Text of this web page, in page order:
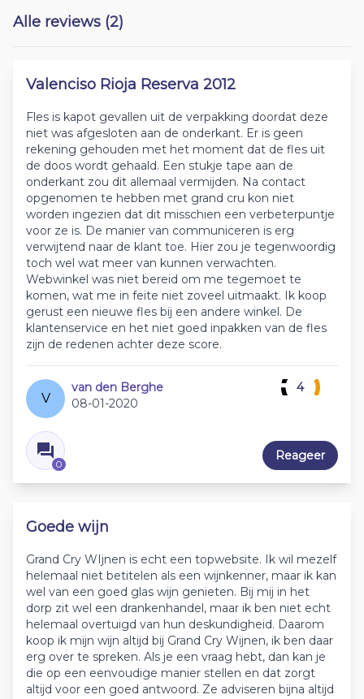
Alle reviews (2)
Valenciso Rioja Reserva 2012
Fles is kapot gevallen uit de verpakking doordat deze
niet was afgesloten aan de onderkant. Er is geen
rekening gehouden met het moment dat de fles uit
de doos wordt gehaald. Een stukje tape aan de
onderkant zou dit allemaal vermijden. Na contact
opgenomen te hebben met grand cru kon niet
worden ingezien dat dit misschien een verbeterpuntje
voor ze is. De manier van communiceren is erg
verwijtend naar de klant toe. Hier zou je tegenwoordig
toch wel wat meer van kunnen verwachten.
Webwinkel was niet bereid om me tegemoet te
komen, wat me in feite niet zoveel uitmaakt. Ik koop
gerust een nieuwe fles bij een andere winkel. De
klantenservice en het niet goed inpakken van de fles
zijn de redenen achter deze score.
V
van den Berghe
08-01-2020
0
4
Reageer
Goede wijn
Grand Cry WIjnen is echt een topwebsite. Ik wil mezelf
helemaal niet betitelen als een wijnkenner, maar ik kan
wel van een goed glas wijn genieten. Bij mij in het
dorp zit wel een drankenhandel, maar ik ben niet echt
helemaal overtuigd van hun deskundigheid. Daarom
koop ik mijn wijn altijd bij Grand Cry Wijnen, ik ben daar
erg over te spreken. Als je een vraag hebt, dan kan je
die op een eenvoudige manier stellen en dat zorgt
altijd voor een goed antwoord. Ze adviseren bijna altijd